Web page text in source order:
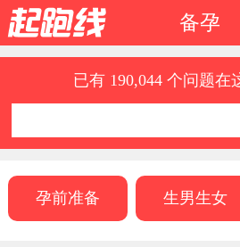
备孕
已有 190,044 个问题在
孕前准备 生男生女